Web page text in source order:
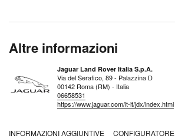
Altre informazioni
Jaguar Land Rover Italia S.p.A.
Via del Serafico, 89 - Palazzina D
00142 Roma (RM) - Italia
06658531
https://www.jaguar.com/it-it/jdx/index.html
INFORMAZIONI AGGIUNTIVE CONFIGURATORE